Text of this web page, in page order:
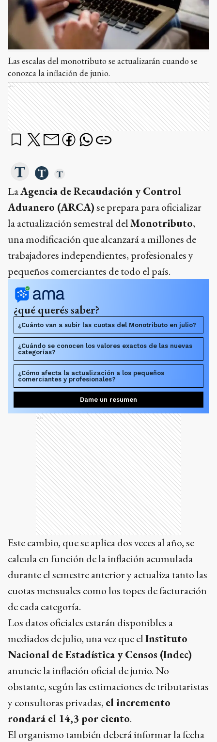
Las escalas del monotributo se actualizarán cuando se
conozca la inflación de junio.
Ads
LaAgencia de Recaudación y Control
Aduanero (ARCA)se prepara para oficializar
la actualización semestral delMonotributo,
una modificación que alcanzará a millones de
trabajadores independientes, profesionales y
pequeños comerciantes de todo el país.
¿qué querés saber?
¿Cuánto van a subir las cuotas del Monotributo en julio?
¿Cuándo se conocen los valores exactos de las nuevas
categorías?
¿Cómo afecta la actualización a los pequeños
comerciantes y profesionales?
Dame un resumen
Ads
Este cambio, que se aplica dos veces al año, se
calcula en función de la inflación acumulada
durante el semestre anterior y actualiza tanto las
cuotas mensuales como los topes de facturación
de cada categoría.
Los datos oficiales estarán disponibles a
mediados de julio, una vez que elInstituto
Nacional de Estadística y Censos (Indec)
anuncie la inflación oficial de junio. No
obstante, según las estimaciones de tributaristas
y consultoras privadas, el incremento
rondará el 14,3 por ciento.
El organismo también deberá informar la fecha